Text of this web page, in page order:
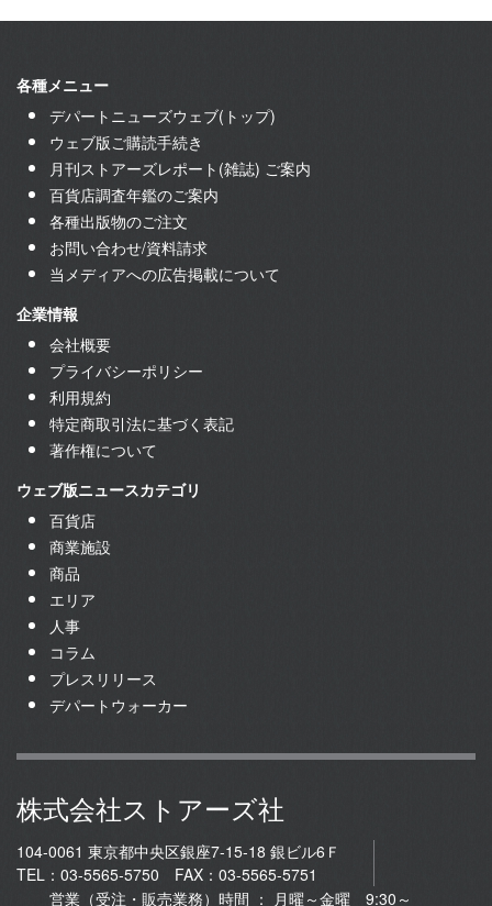
各種メニュー
デパートニューズウェブ(トップ)
ウェブ版ご購読手続き
月刊ストアーズレポート(雑誌) ご案内
百貨店調査年鑑のご案内
各種出版物のご注文
お問い合わせ/資料請求
当メディアへの広告掲載について
企業情報
会社概要
プライバシーポリシー
利用規約
特定商取引法に基づく表記
著作権について
ウェブ版ニュースカテゴリ
百貨店
商業施設
商品
エリア
人事
コラム
プレスリリース
デパートウォーカー
株式会社ストアーズ社
104-0061 東京都中央区銀座7-15-18 銀ビル6Ｆ
TEL：03-5565-5750 FAX：03-5565-5751
営業（受注・販売業務）時間 ： 月曜～金曜 9:30～